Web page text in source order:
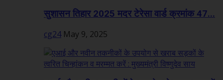
सुशासन तिहार 2025 मदर टेरेसा वार्ड क्रमांक 47...
cg24 May 9, 2025